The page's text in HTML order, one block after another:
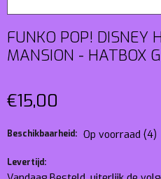
FUNKO POP! DISNEY
MANSION - HATBOX
€15,00
Beschikbaarheid: Op voorraad (4)
Levertijd: